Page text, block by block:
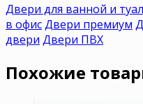
Двери для ванной и
в офисДвери премиум
двери Двери ПВХ
Похожие